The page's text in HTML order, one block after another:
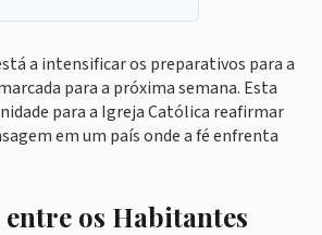
a intensificar os preparativos para a
para a próxima semana. Esta
para a Igreja Católica reafirmar
em um país onde a fé enfrenta
os Habitantes